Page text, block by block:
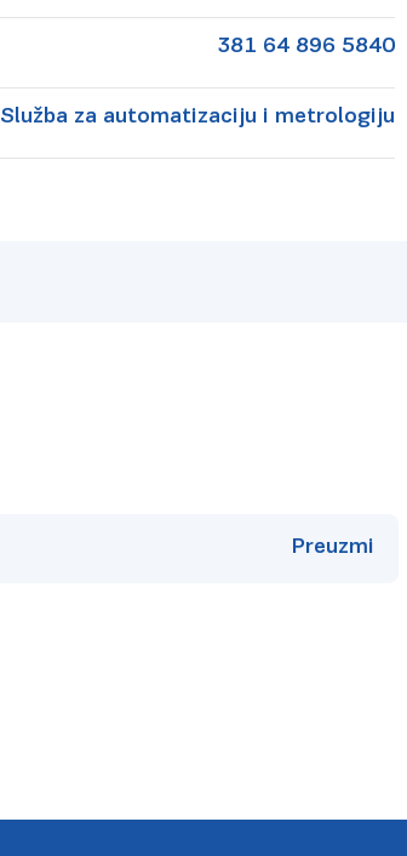
381 64 896 5840
Služba za automatizaciju i metrologiju
Preuzmi